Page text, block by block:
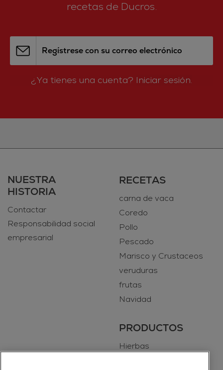
recetas de Ducros.
Regístrese con su correo electrónico
¿Ya tienes una cuenta? Iniciar sesión.
NUESTRA
HISTORIA
Contactar
Responsabilidad social
empresarial
RECETAS
carna de vaca
Coredo
Pollo
Pescado
Marisco y Crustaceos
veruduras
frutas
Navidad
PRODUCTOS
Hierbas